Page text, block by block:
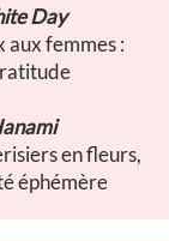
Day
aux femmes :
en fleurs,
éphémère